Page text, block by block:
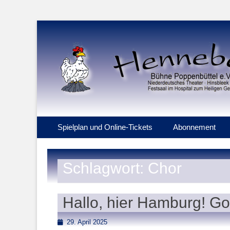
Henneberg
Hinsbleek 11 - Festsaal im Hospital zum Heiligen Geist
Primäres Menü
Inhalt
Spielplan und Online-Tickets Abonnement
Schlagwort: Chor
Hallo, hier Hamburg!
Posted29. April 2025